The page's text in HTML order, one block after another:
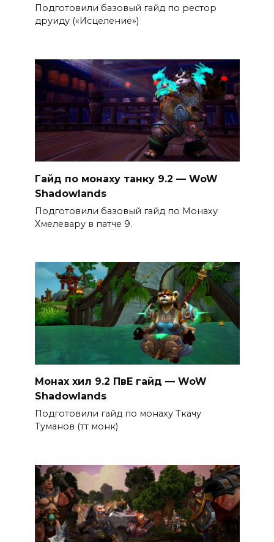
Подготовили базовый гайд по рестор
друиду («Исцеление»)
Гайд по монаху танку 9.2 — WoW
Shadowlands
Подготовили базовый гайд по Монаху
Хмелевару в патче 9.
Монах хил 9.2 ПвЕ гайд — WoW
Shadowlands
Подготовили гайд по монаху Ткачу
Туманов (тт монк)